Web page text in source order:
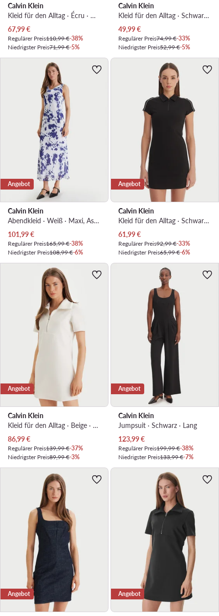
Calvin Klein
Kleid für den Alltag · Écru · Midi
Aktueller Preis
67,99€
Regulärer Preis110,99 €-38%
Niedrigster Preis71,99 €-5%
Calvin Klein
Kleid für den Alltag · Schwarz · Mini
Aktueller Preis
49,99€
Regulärer Preis74,99 €-33%
Niedrigster Preis52,99 €-5%
Angebot
Calvin Klein
Abendkleid · Weiß · Maxi, Asymmetrisch
Aktueller Preis
101,99€
Regulärer Preis165,99 €-38%
Niedrigster Preis108,99 €-6%
Angebot
Calvin Klein
Kleid für den Alltag · Schwarz · Mini
Aktueller Preis
61,99€
Regulärer Preis92,99 €-33%
Niedrigster Preis65,99 €-6%
Angebot
Calvin Klein
Kleid für den Alltag · Beige · Mini
Aktueller Preis
86,99€
Regulärer Preis139,99 €-37%
Niedrigster Preis89,99 €-3%
Angebot
Calvin Klein
Jumpsuit · Schwarz · Lang
Aktueller Preis
123,99€
Regulärer Preis199,99 €-38%
Niedrigster Preis133,99 €-7%
Angebot Angebot